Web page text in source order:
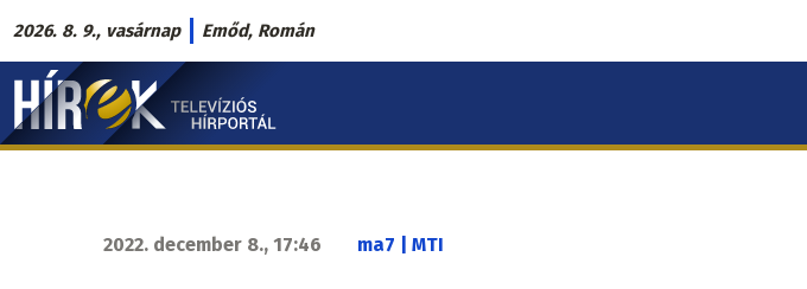
Ugrás
a
tartalomra
2026. 8. 9., vasárnap Emőd, Román
Hírek.sk
fő
2022. december 8., 17:46 ma7 | MTI